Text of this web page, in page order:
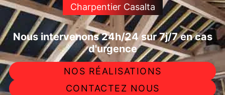
Charpentier Casalta
Nous intervenons 24h/24 sur 7j/7 en cas
d'urgence
NOS RÉALISATIONS
CONTACTEZ NOUS